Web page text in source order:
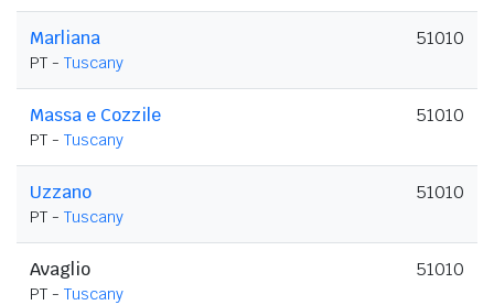
Marliana
PT - Tuscany
51010
Massa e Cozzile
PT - Tuscany
51010
Uzzano
PT - Tuscany
51010
Avaglio
PT - Tuscany
51010